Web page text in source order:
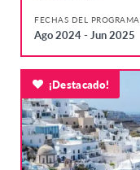
FECHAS DEL PROGRAMA
Ago 2024 - Jun 2025
¡Destacado!